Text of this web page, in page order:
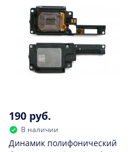
190 руб.
В наличии
Динамик полифонический